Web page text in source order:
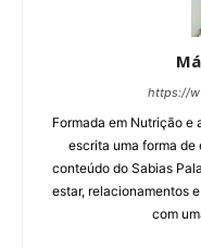
https://
Formada em Nutrição e
escrita uma forma de
conteúdo do Sabias
estar, relacionamentos
com